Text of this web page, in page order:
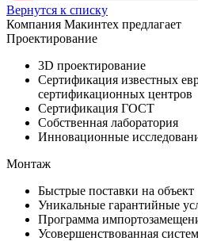
Вернутся к списку
Компания Макинтех предлагает
Проектирование
3D проектирование
Сертификация известных
сертификационных центров
Сертификация ГОСТ
Собственная лаборатория
Инновационные
Монтаж
Быстрые поставки на объект
Уникальные гарантийные
Программа
Усовершенствованная